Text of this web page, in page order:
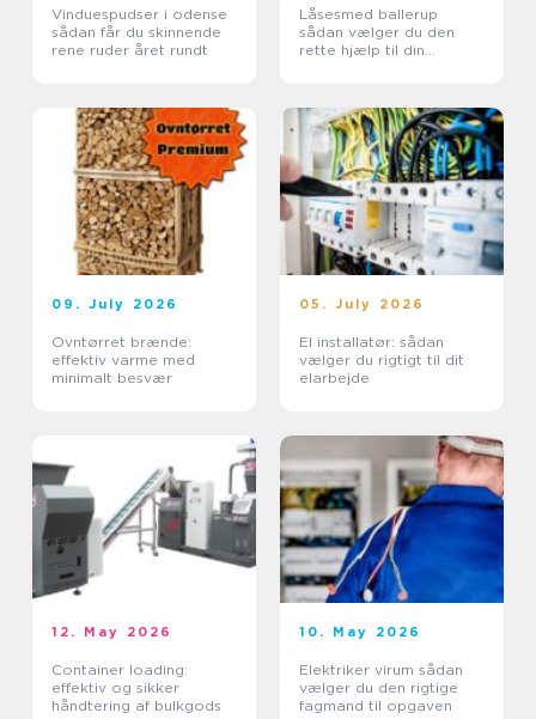
Vinduespudser i odense
sådan får du skinnende
rene ruder året rundt
Låsesmed ballerup
sådan vælger du den
rette hjælp til din
09. July 2026
Ovntørret brænde:
effektiv varme med
minimalt besvær
05. July 2026
El installatør: sådan
vælger du rigtigt til dit
elarbejde
12. May 2026
Container loading:
effektiv og sikker
håndtering af bulkgods
10. May 2026
Elektriker virum sådan
vælger du den rigtige
fagmand til opgaven